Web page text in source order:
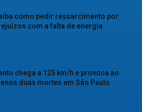
como pedir ressarcimento por
com a falta de energia
chega a 125 km/h e provoca ao
duas mortes em São Paulo